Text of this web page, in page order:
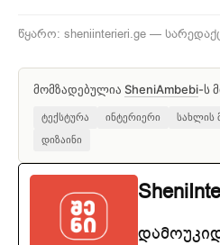
წყარო: sheniinterieri.ge —
მომზადებულია SheniAmbebi-ს
ტექსტურა ინტერიერი სახლის
დიზაინი